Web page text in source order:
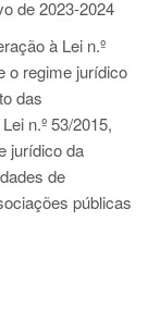
de 2023-2024
à Lei n.º
o regime jurídico
das
Lei n.º 53/2015,
jurídico da
de
públicas